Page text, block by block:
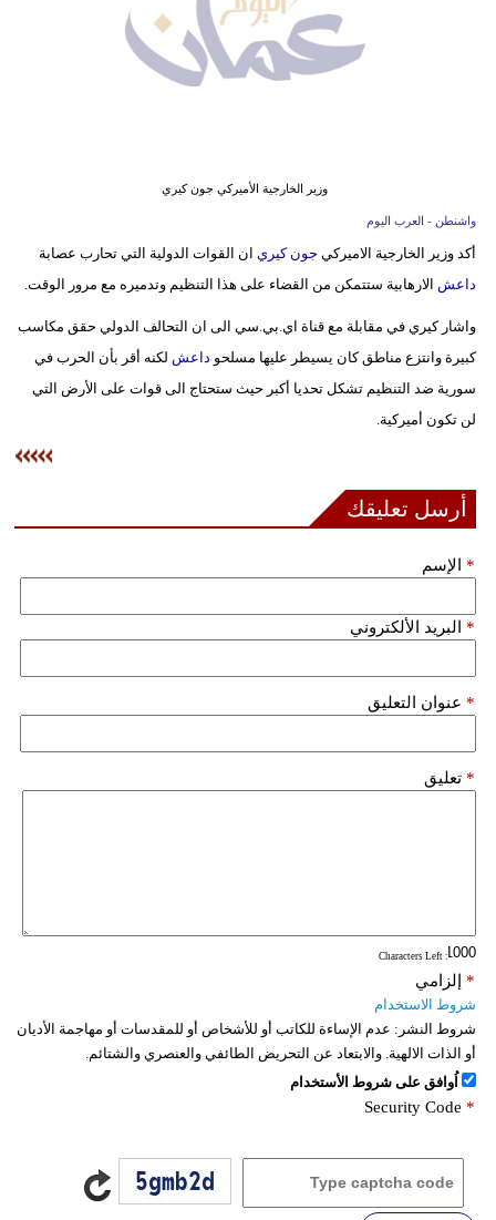
علوم
وتكنولوجيا
بيئة
مدوَّنات
سيارات
وزير الخارجية الأميركي جون كيري
واشنطن - العرب اليوم
أكد وزير الخارجية الاميركي جون كيري ان القوات الدولية التي تحارب عصابة
داعش الارهابية ستتمكن من القضاء على هذا التنظيم وتدميره مع مرور الوقت.
واشار كيري في مقابلة مع قناة اي.بي.سي الى ان التحالف الدولي حقق مكاسب
كبيرة وانتزع مناطق كان يسيطر عليها مسلحو داعش لكنه أقر بأن الحرب في
سورية ضد التنظيم تشكل تحديا أكبر حيث ستحتاج الى قوات على الأرض التي
لن تكون أميركية.
أرسل تعليقك
الإسم *
البريد الألكتروني *
عنوان التعليق *
تعليق *
: Characters Left
إلزامي *
شروط الاستخدام
شروط النشر: عدم الإساءة للكاتب أو للأشخاص أو للمقدسات أو مهاجمة الأديان
أو الذات الالهية. والابتعاد عن التحريض الطائفي والعنصري والشتائم.
اُوافق على شروط الأستخدام
Security Code *